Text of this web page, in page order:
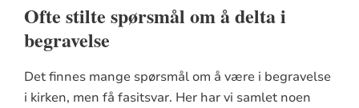
Ofte stilte spørsmål om å delta i
begravelse
Det finnes mange spørsmål om å være i begravelse
i kirken, men få fasitsvar. Her har vi samlet noen